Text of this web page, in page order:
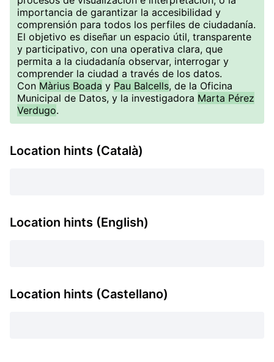
importancia de garantizar la accesibilidad y
comprensión para todos los perfiles de ciudadanía.
El objetivo es diseñar un espacio útil, transparente
y participativo, con una operativa clara, que
permita a la ciudadanía observar, interrogar y
comprender la ciudad a través de los datos.
Con Màrius Boada y Pau Balcells, de la Oficina
Municipal de Datos, y la investigadora Marta Pérez
Verdugo.
Location hints (Català)
Location hints (English)
Location hints (Castellano)